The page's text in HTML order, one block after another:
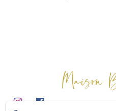
Maison